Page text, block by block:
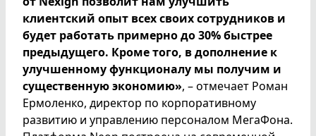
клиентский опыт всех своих сотрудников и
будет работать примерно до 30% быстрее
предыдущего. Кроме того, в дополнение к
улучшенному функционалу мы получим и
существенную экономию», – отмечает Роман
Ермоленко, директор по корпоративному
развитию и управлению персоналом МегаФона.